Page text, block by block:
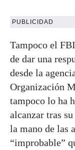
PUBLICIDAD
Tampoco el
de dar una
desde la
Organización
tampoco lo ha
alcanzar tras
la mano de las
“improbable”